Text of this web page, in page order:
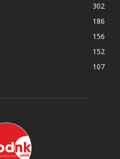
302
186
156
152
107